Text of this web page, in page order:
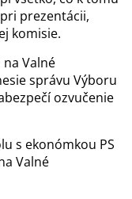
prezentácii,
komisie.
na Valné
správu Výboru
ozvučenie
s ekonómkou PS
Valné